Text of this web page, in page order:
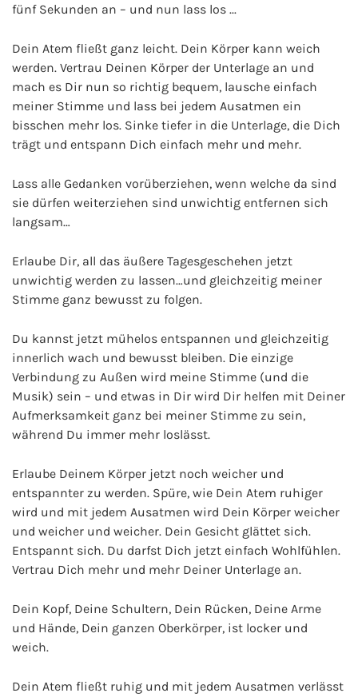
fünf Sekunden an – und nun lass los ...
Dein Atem fließt ganz leicht. Dein Körper kann weich
werden. Vertrau Deinen Körper der Unterlage an und
mach es Dir nun so richtig bequem, lausche einfach
meiner Stimme und lass bei jedem Ausatmen ein
bisschen mehr los. Sinke tiefer in die Unterlage, die Dich
trägt und entspann Dich einfach mehr und mehr.
Lass alle Gedanken vorüberziehen, wenn welche da sind
sie dürfen weiterziehen sind unwichtig entfernen sich
langsam…
Erlaube Dir, all das äußere Tagesgeschehen jetzt
unwichtig werden zu lassen…und gleichzeitig meiner
Stimme ganz bewusst zu folgen.
Du kannst jetzt mühelos entspannen und gleichzeitig
innerlich wach und bewusst bleiben. Die einzige
Verbindung zu Außen wird meine Stimme (und die
Musik) sein – und etwas in Dir wird Dir helfen mit Deiner
Aufmerksamkeit ganz bei meiner Stimme zu sein,
während Du immer mehr loslässt.
Erlaube Deinem Körper jetzt noch weicher und
entspannter zu werden. Spüre, wie Dein Atem ruhiger
wird und mit jedem Ausatmen wird Dein Körper weicher
und weicher und weicher. Dein Gesicht glättet sich.
Entspannt sich. Du darfst Dich jetzt einfach Wohlfühlen.
Vertrau Dich mehr und mehr Deiner Unterlage an.
Dein Kopf, Deine Schultern, Dein Rücken, Deine Arme
und Hände, Dein ganzen Oberkörper, ist locker und
weich.
Dein Atem fließt ruhig und mit jedem Ausatmen verlässt